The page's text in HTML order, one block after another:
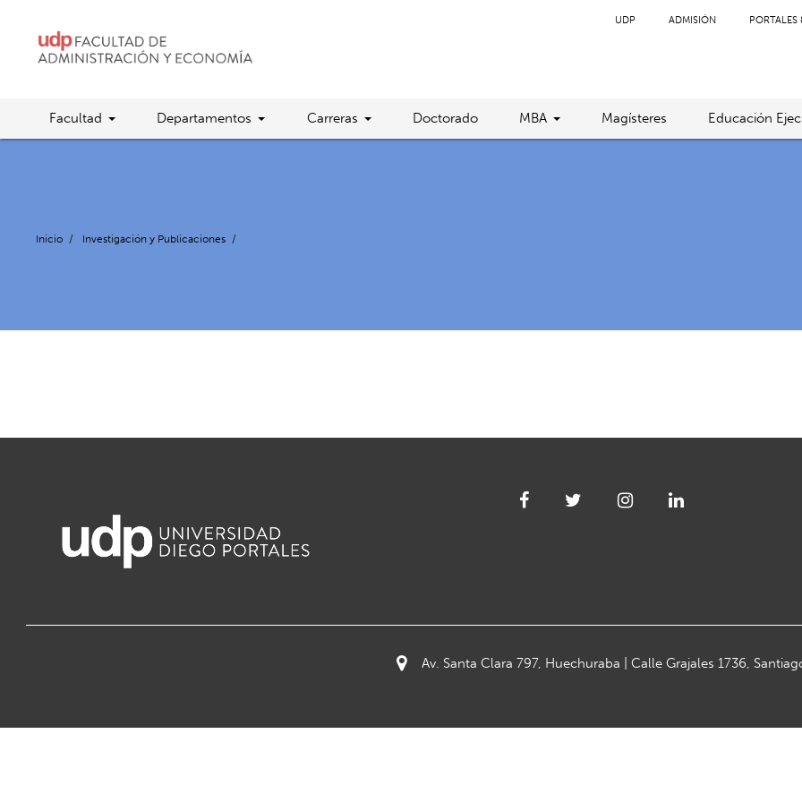
UDP ADMISIÓN PORTALES
Facultad Departamentos Carreras Doctorado MBA Magísteres Educación
Inicio / Investigación y Publicaciones /
Av. Santa Clara 797, Huechuraba | Calle Grajales 1736,